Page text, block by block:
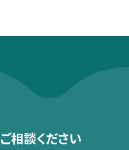
ご相談ください